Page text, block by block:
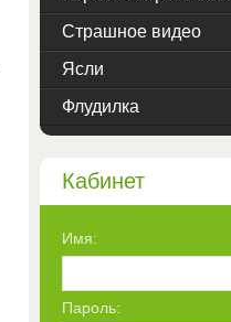
Страшное видео
Ясли
Флудилка
Кабинет
Имя:
Пароль: